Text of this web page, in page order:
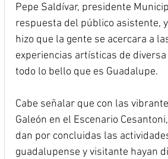
Pepe Saldívar, presidente
respuesta del público asistente,
hizo que la gente se acercara a
experiencias artísticas de
todo lo bello que es Guadalupe.
Cabe señalar que con las
Galeón en el Escenario
dan por concluidas las
guadalupense y visitante hayan